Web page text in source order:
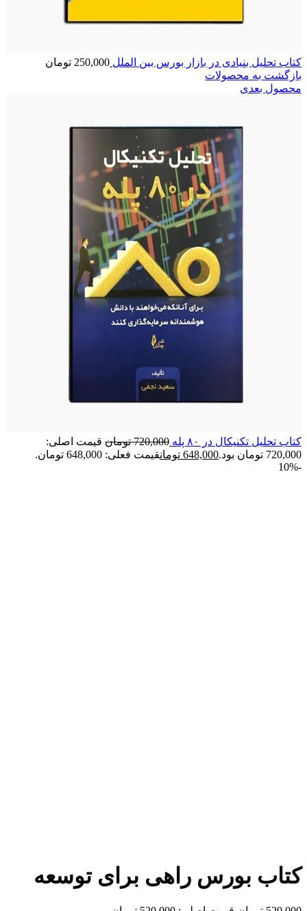
کتاب تحلیل بنیادی در بازار بورس بین الملل 250,000 تومان
بازگشت به محصولات
محصول بعدی
کتاب تحلیل تکنیکال در ۸۰ پله 720,000 تومان قیمت اصلی:
720,000 تومان بود.
648,000 تومانقیمت فعلی: 648,000 تومان.
-10%
کتاب بورس راهی برای توسعه